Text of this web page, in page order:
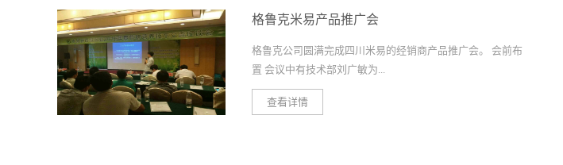
馆，奔放热烈；热闹非凡的芭提雅，魅力无限；······如画的风
景带来一种别样的舒爽，大家欢声笑语，把酒言欢，其乐融
融！ 在芭提雅，公司组织了一次游轮之旅，一望无际的
在市场上努力地开拓市场，勇往直前。海阔凭鱼跃，在罗总
格鲁克米易产品推广会
格鲁克公司圆满完成四川米易的经销商产品推广会。 会前布
置 会议中有技术部刘广敏为...
查看详情